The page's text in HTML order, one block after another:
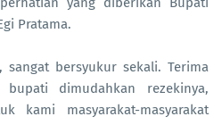
Pratama.
sangat bersyukur sekali. Terima
dimudahkan rezekinya,
kami masyarakat-masyarakat